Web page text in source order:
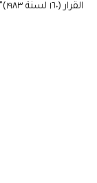
القرار (١٦٠ لسنة ١٩٨٣)”.